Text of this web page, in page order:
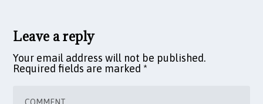
Leave a reply
Your email address will not be published.
Required fields are marked *